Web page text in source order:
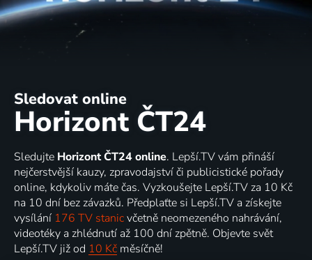
Sledovat online
Horizont ČT24
Sledujte Horizont ČT24 online. Lepší.TV vám přináší
nejčerstvější kauzy, zpravodajství či publicistické pořady
online, kdykoliv máte čas. Vyzkoušejte Lepší.TV za 10 Kč
na 10 dní bez závazků. Předplaťte si Lepší.TV a získejte
vysílání 176 TV stanicvčetně neomezeného nahrávání,
videotéky a zhlédnutí až 100 dní zpětně. Objevte svět
Lepší.TV již od 10 Kč měsíčně!